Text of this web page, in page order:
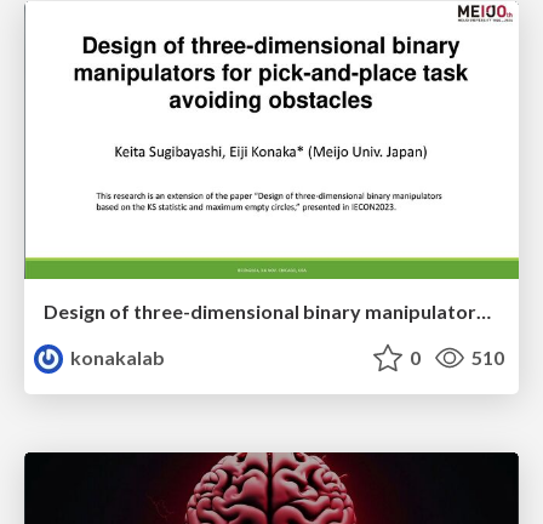
Design of three-dimensional binary manipulators for pick-and-place task avoiding obstacles (IECON2024)
konakalab
0 510